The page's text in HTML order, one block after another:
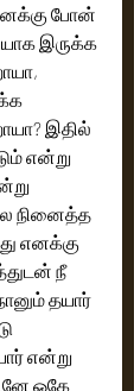
எனக்கு போன்
இருக்க
இதில்
என்று
நினைத்த
நீ
தயார்
என்று
ஓகே